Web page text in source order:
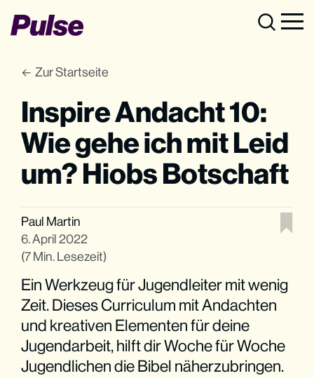
Zur Startseite
Inspire Andacht 10:
Wie gehe ich mit Leid
um? Hiobs Botschaft
Paul Martin
6. April 2022
(7 Min. Lesezeit)
Ein Werkzeug für Jugendleiter mit wenig
Zeit. Dieses Curriculum mit Andachten
und kreativen Elementen für deine
Jugendarbeit, hilft dir Woche für Woche
Jugendlichen die Bibel näherzubringen.